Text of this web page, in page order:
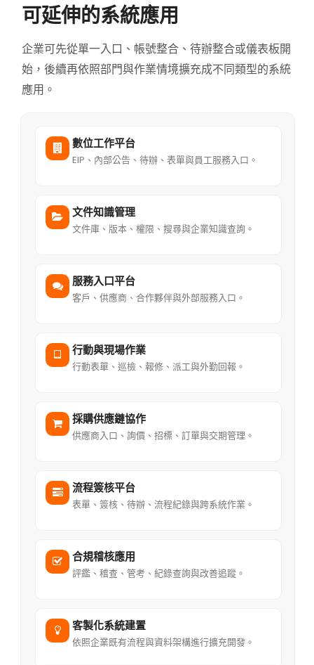
可延伸的系統應用
企業可先從單一入口、帳號整合、待辦整合或儀表板開
始，後續再依照部門與作業情境擴充成不同類型的系統
應用。
數位工作平台
EIP、內部公告、待辦、表單與員工服務入口。
文件知識管理
文件庫、版本、權限、搜尋與企業知識查詢。
服務入口平台
客戶、供應商、合作夥伴與外部服務入口。
行動與現場作業
行動表單、巡檢、報修、派工與外勤回報。
採購供應鏈協作
供應商入口、詢價、招標、訂單與交期管理。
流程簽核平台
表單、簽核、待辦、流程紀錄與跨系統作業。
合規稽核應用
評鑑、稽查、管考、紀錄查詢與改善追蹤。
客製化系統建置
依照企業既有流程與資料架構進行擴充開發。